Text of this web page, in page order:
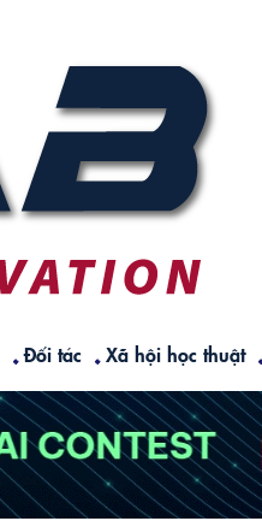
Đối tác Xã hội học thuật